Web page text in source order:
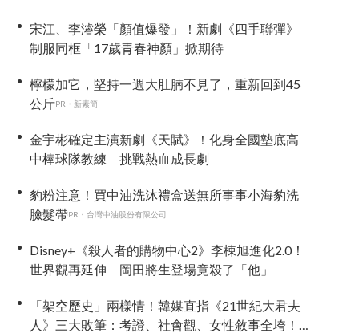
宋江、李濬榮「顏值爆發」！新劇《四手聯彈》
制服同框「17歲青春神顏」掀期待
檸檬加它，堅持一週大肚腩不見了，重新回到45
公斤PR・新素簡
金宇彬確定主演新劇《天賦》！化身全國墊底高
中棒球隊教練 挑戰熱血成長劇
豹粉注意！買中油洗沐禮盒送無所事事小海豹洗
臉髮帶PR・台灣中油股份有限公司
Disney+《殺人者的購物中心2》李棟旭進化2.0！
世界觀再延伸 岡田將生登場竟殺了「他」
「架空歷史」兩樣情！韓媒直指《21世紀大君夫
人》三大敗筆：考證、社會觀、女性敘事全垮！